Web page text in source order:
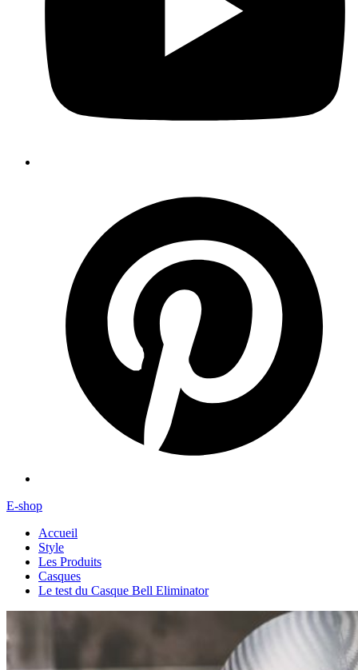
E-shop
Accueil
Style
Les Produits
Casques
Le test du Casque Bell Eliminator